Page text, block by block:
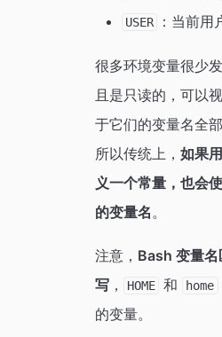
USER ：当前用
很多环境变量很少
且是只读的，可以
于它们的变量名全
所以传统上， 如果
义一个常量，也会
的变量名。
注意， Bash 变量
写， HOME 和 home
的变量。